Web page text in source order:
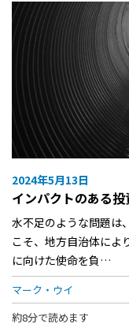
2024年5月13日
インパクトのある
水不足のような問題は
こそ、地方自治体によ
に向けた使命を負…
マーク・ウイ
約8分で読めます